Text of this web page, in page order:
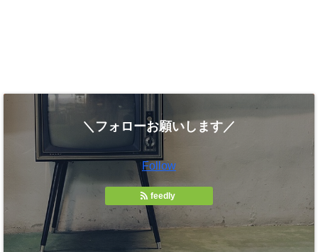
＼フォローお願いします／
Follow
feedly